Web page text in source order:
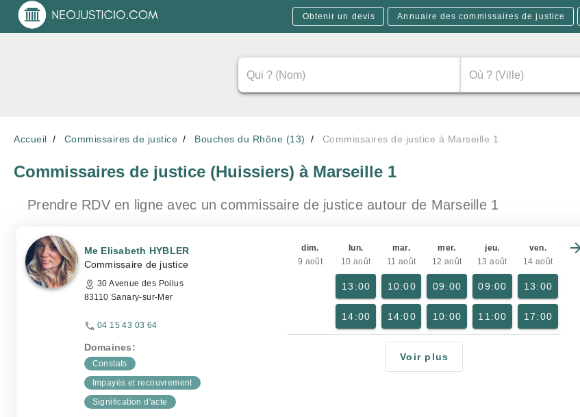
Obtenir un devis Annuaire des commissaires de justice
Accueil Commissaires de justice Bouches du Rhône (13) Commissaires de justice à Marseille 1
Commissaires de justice (Huissiers) à Marseille 1
Prendre RDV en ligne avec un commissaire de justice autour de Marseille 1
Me Elisabeth HYBLER
Commissaire de justice
30 Avenue des Poilus
83110 Sanary-sur-Mer
04 15 43 03 64
Domaines:
Constats
Impayés et recouvrement
Signification d'acte
dim.
9 août
lun.
10 août
13:00
14:00
mar.
11 août
10:00
14:00
mer.
12 août
09:00
10:00
jeu.
13 août
09:00
11:00
ven.
14 août
13:00
17:00
Voir plus